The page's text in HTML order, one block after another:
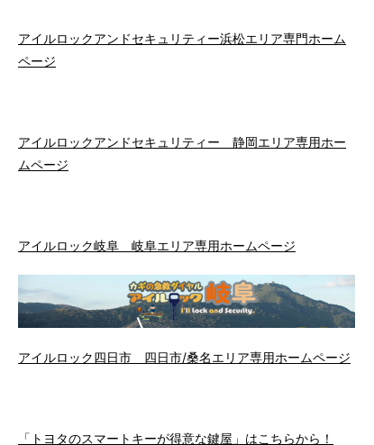
アイルロックアンドセキュリティー浜松エリア専門ホーム
ページ
アイルロックアンドセキュリティー 静岡エリア専用ホー
ムページ
アイルロック岐阜 岐阜エリア専用ホームページ
アイルロック四日市 四日市/桑名エリア専用ホームページ
「トヨタのスマートキーが得意な鍵屋」はこちらから！